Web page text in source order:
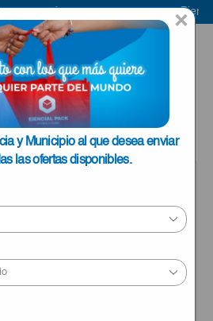
×
y Municipio al que desea enviar
las ofertas disponibles.
ENVIAR A LA
HABANA